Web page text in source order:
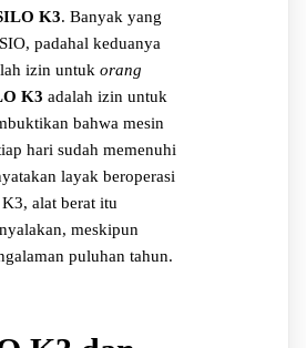
K3. Banyak yang
padahal keduanya
izin untuk orang
K3 adalah izin untuk
bahwa mesin
hari sudah memenuhi
layak beroperasi
alat berat itu
meskipun
puluhan tahun.